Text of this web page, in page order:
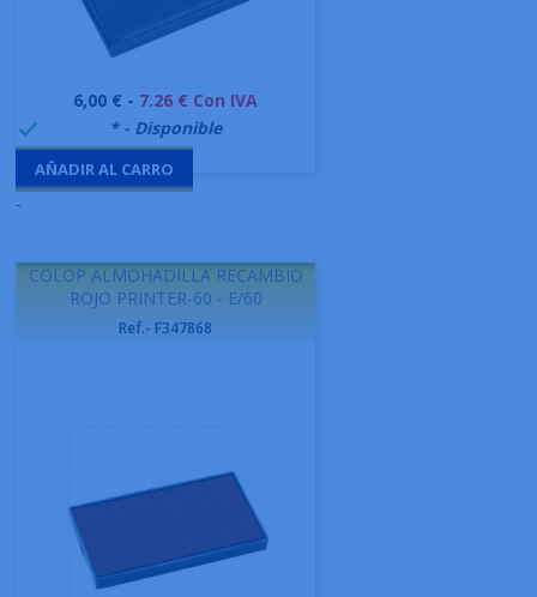
Precio
6,00 € - 7.26 € Con IVA
 * - Disponible
AÑADIR AL CARRO
-
COLOP ALMOHADILLA RECAMBIO
ROJO PRINTER-60 - E/60
Ref.- F347868